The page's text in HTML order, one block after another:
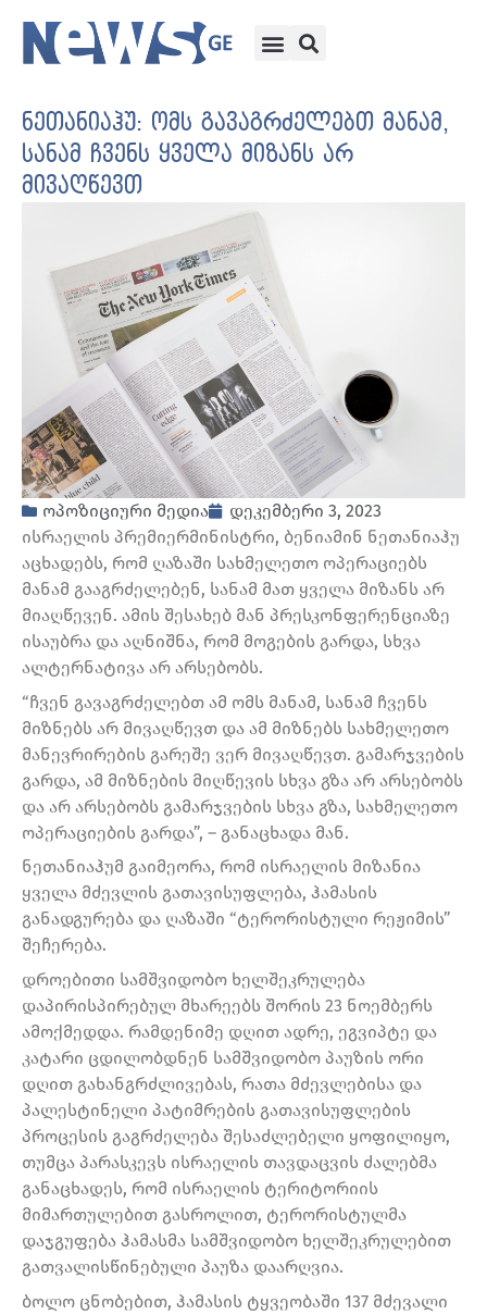
ნეთანიაჰუ: ომს გავაგრძელებთ მანამ,
სანამ ჩვენს ყველა მიზანს არ
მივაღწევთ
ოპოზიციური მედია
დეკემბერი 3, 2023
ისრაელის პრემიერმინისტრი, ბენიამინ ნეთანიაჰუ
აცხადებს, რომ ღაზაში სახმელეთო ოპერაციებს
მანამ გააგრძელებენ, სანამ მათ ყველა მიზანს არ
მიაღწევენ. ამის შესახებ მან პრესკონფერენციაზე
ისაუბრა და აღნიშნა, რომ მოგების გარდა, სხვა
ალტერნატივა არ არსებობს.
“ჩვენ გავაგრძელებთ ამ ომს მანამ, სანამ ჩვენს
მიზნებს არ მივაღწევთ და ამ მიზნებს სახმელეთო
მანევრირების გარეშე ვერ მივაღწევთ. გამარჯვების
გარდა, ამ მიზნების მიღწევის სხვა გზა არ არსებობს
და არ არსებობს გამარჯვების სხვა გზა, სახმელეთო
ოპერაციების გარდა”, – განაცხადა მან.
ნეთანიაჰუმ გაიმეორა, რომ ისრაელის მიზანია
ყველა მძევლის გათავისუფლება, ჰამასის
განადგურება და ღაზაში “ტერორისტული რეჟიმის”
შეჩერება.
დროებითი სამშვიდობო ხელშეკრულება
დაპირისპირებულ მხარეებს შორის 23 ნოემბერს
ამოქმედდა. რამდენიმე დღით ადრე, ეგვიპტე და
კატარი ცდილობდნენ სამშვიდობო პაუზის ორი
დღით გახანგრძლივებას, რათა მძევლებისა და
პალესტინელი პატიმრების გათავისუფლების
პროცესის გაგრძელება შესაძლებელი ყოფილიყო,
თუმცა პარასკევს ისრაელის თავდაცვის ძალებმა
განაცხადეს, რომ ისრაელის ტერიტორიის
მიმართულებით გასროლით, ტერორისტულმა
დაჯგუფება ჰამასმა სამშვიდობო ხელშეკრულებით
გათვალისწინებული პაუზა დაარღვია.
ბოლო ცნობებით, ჰამასის ტყვეობაში 137 მძევალი